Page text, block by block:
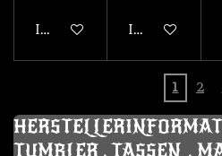
In den Warenkorb
In den
1 2
TUMBLER , TASSEN,